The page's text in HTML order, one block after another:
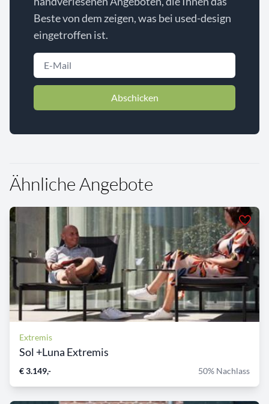
Beste von dem zeigen, was bei used-design
eingetroffen ist.
Abschicken
Ähnliche Angebote
Extremis
Sol +Luna Extremis
€ 3.149,- 50% Nachlass